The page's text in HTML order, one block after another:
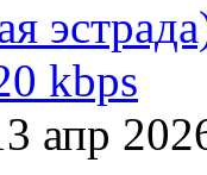
kbps
апр